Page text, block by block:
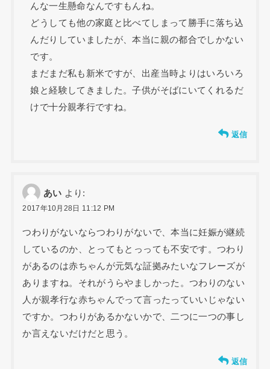
んな一生懸命なんですもんね。
どうしても他の家庭と比べてしまって勝手に落ち込
んだりしていましたが、本当に親の都合でしかない
です。
まだまだ私も新米ですが、出産当時よりはいろいろ
娘と経験してきました。子供がそばにいてくれるだ
けで十分親孝行ですね。
返信
あい より:
2017年10月28日 11:12 PM
つわりがないならつわりがないで、本当に妊娠が継続
しているのか、とってもとっっても不安です。つわり
があるのは赤ちゃんが元気な証拠みたいなフレーズが
ありますね。それがうらやましかった。つわりのない
人が親孝行な赤ちゃんでって言ったっていいじゃない
ですか。つわりがあるかないかで、二つに一つの事し
か言えないだけだと思う。
返信